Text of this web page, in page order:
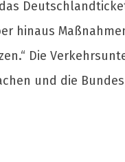
hinaus
Die
und die